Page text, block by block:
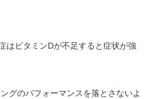
はビタミンDが不足すると症状が強
グのパフォーマンスを落とさないよ